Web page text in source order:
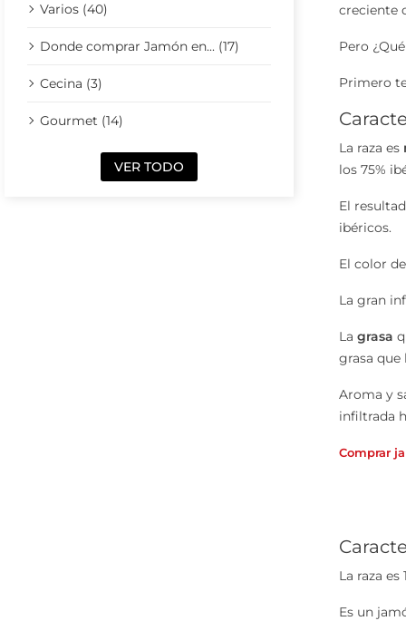
Varios (40)
Donde comprar Jamón en... (17)
Cecina (3)
Gourmet (14)
VER TODO
creciente
Pero
Primero
La raza es
los 75%
El
ibéricos.
El color
La gran
La grasa
grasa que
Aroma y
infiltrada
Comprar
La raza
Es un